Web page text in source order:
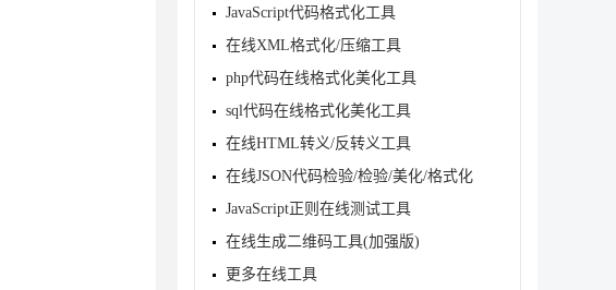
JavaScript代码格式化工具
在线XML格式化/压缩工具
php代码在线格式化美化工具
sql代码在线格式化美化工具
在线HTML转义/反转义工具
在线JSON代码检验/检验/美化/格式化
JavaScript正则在线测试工具
在线生成二维码工具(加强版)
更多在线工具